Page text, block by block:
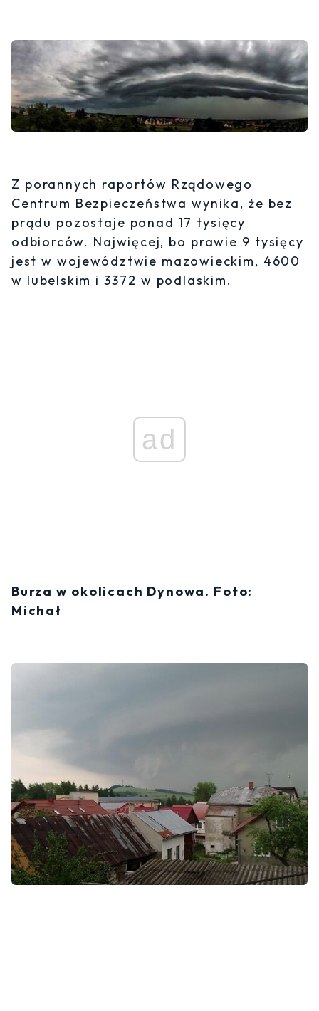
Z porannych raportów Rządowego
Centrum Bezpieczeństwa wynika, że bez
prądu pozostaje ponad 17 tysięcy
odbiorców. Najwięcej, bo prawie 9 tysięcy
jest w województwie mazowieckim, 4600
w lubelskim i 3372 w podlaskim.
ad
Burza w okolicach Dynowa. Foto:
Michał